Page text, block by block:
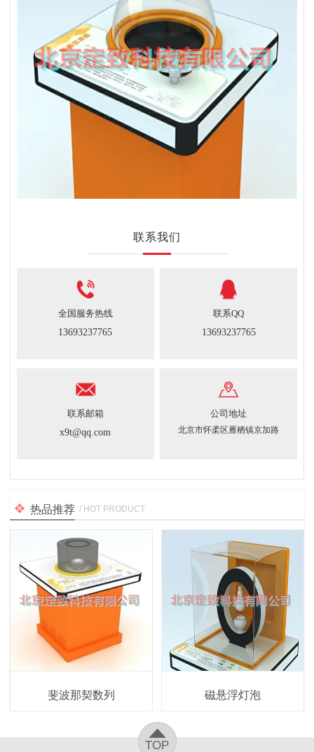
联系我们
全国服务热线
13693237765
联系QQ
13693237765
联系邮箱
x9t@qq.com
公司地址
北京市怀柔区雁栖镇京加路
热品推荐 / HOT PRODUCT
斐波那契数列 磁悬浮灯泡
TOP